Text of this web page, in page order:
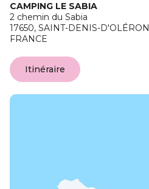
CAMPING LE SABIA
2 chemin du Sabia
17650, SAINT-DENIS-D'OLÉRON
FRANCE
Itinéraire